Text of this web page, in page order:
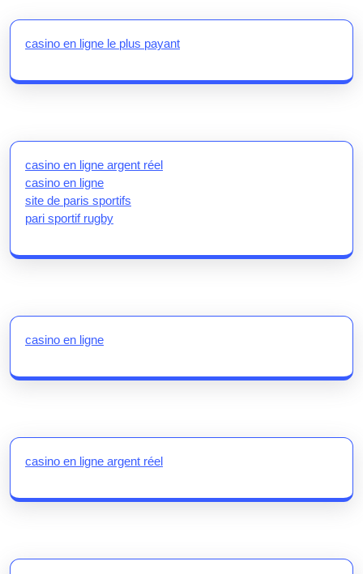
casino en ligne le plus payant
casino en ligne argent réel
casino en ligne
site de paris sportifs
pari sportif rugby
casino en ligne
casino en ligne argent réel